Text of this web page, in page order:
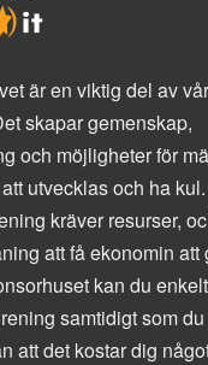
är en viktig del av
skapar gemenskap,
och möjligheter för
utvecklas och ha
kräver resurser,
att få ekonomin att
kan du
samtidigt som
att det kostar dig